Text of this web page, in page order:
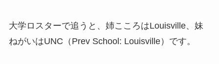
大学ロスターで追うと、姉こころはLouisville、妹
ねがいはUNC（Prev School: Louisville）です。